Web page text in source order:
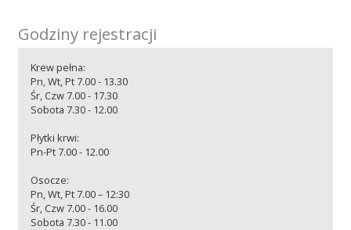
Przetargi
Praca
Godziny rejestracji
Krew pełna:
Pn, Wt, Pt 7.00 - 13.30
Śr, Czw 7.00 - 17.30
Sobota 7.30 - 12.00
Płytki krwi:
Pn-Pt 7.00 - 12.00
Osocze:
Pn, Wt, Pt 7.00 – 12:30
Śr, Czw 7.00 - 16.00
Sobota 7.30 - 11.00